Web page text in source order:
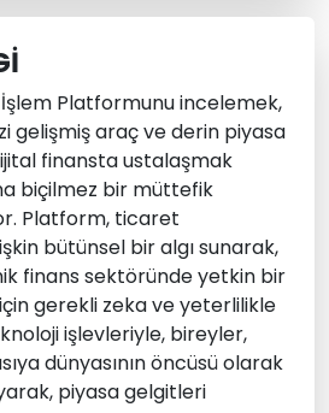
Platformunu incelemek,
gelişmiş araç ve derin piyasa
finansta ustalaşmak
biçilmez bir müttefik
Platform, ticaret
bütünsel bir algı sunarak,
finans sektöründe yetkin bir
gerekli zeka ve yeterlilikle
işlevleriyle, bireyler,
dünyasının öncüsü olarak
piyasa gelgitleri